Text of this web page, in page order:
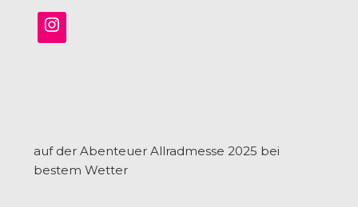
auf der Abenteuer Allradmesse 2025 bei
bestem Wetter